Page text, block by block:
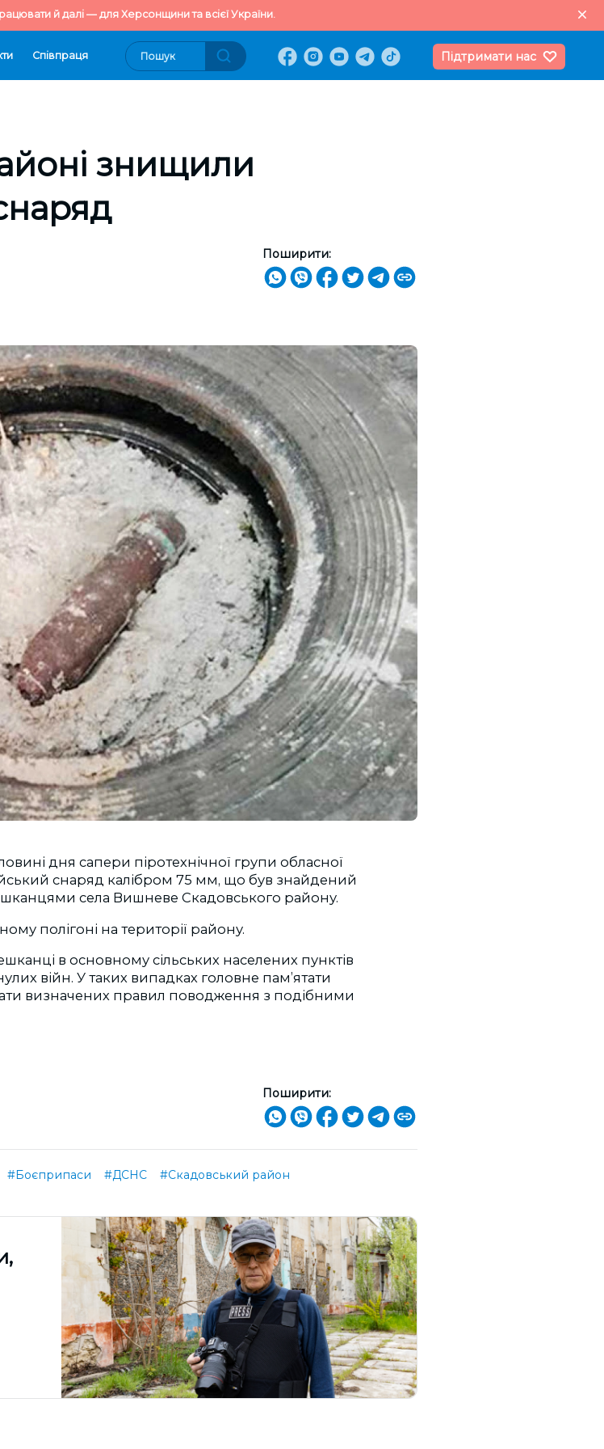
й далі — для Херсонщини та всієї України.
Cпівпраця Підтримати нас
знищили
Поширити:
дня сапери піротехнічної групи обласної
снаряд калібром 75 мм, що був знайдений
села Вишневе Скадовського району.
полігоні на території району.
в основному сільських населених пунктів
війн. У таких випадках головне пам’ятати
визначених правил поводження з подібними
Поширити:
#Боєприпаси #ДСНС #Скадовський район